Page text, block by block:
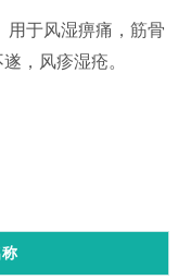
用于风湿痹痛，筋骨
，风疹湿疮。